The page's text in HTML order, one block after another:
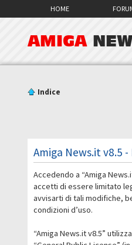
HOME
AMIGA
Indice
Amiga News.it v8.5
Accedendo a “Amiga
accetti di essere limitato
avvisarti di tali modifiche,
condizioni d’uso.
“Amiga News.it v8.5”